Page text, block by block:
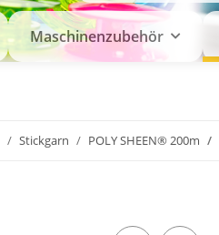
Maschinenzubehör
Stickgarn POLY SHEEN® 200m